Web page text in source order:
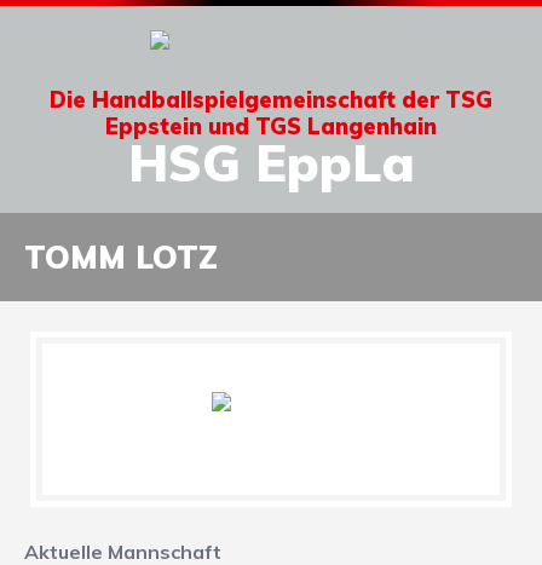
Die Handballspielgemeinschaft der TSG
Eppstein und TGS Langenhain
HSG EppLa
TOMM LOTZ
Aktuelle Mannschaft